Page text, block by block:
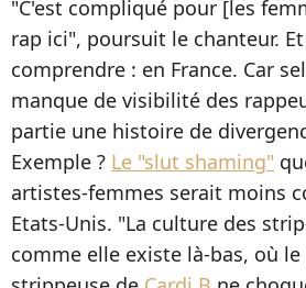
"C'est compliqué pour [les
rap ici", poursuit le chanteur.
comprendre : en France. Car
manque de visibilité des
partie une histoire de
Exemple ? Le "slut shaming"
artistes-femmes serait moins
Etats-Unis. "La culture des
comme elle existe là-bas, où le